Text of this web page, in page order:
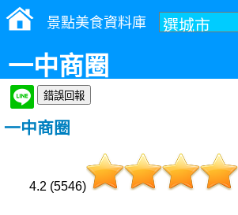
景點美食資料庫
一中商圈
一中商圈
4.2 (5546)